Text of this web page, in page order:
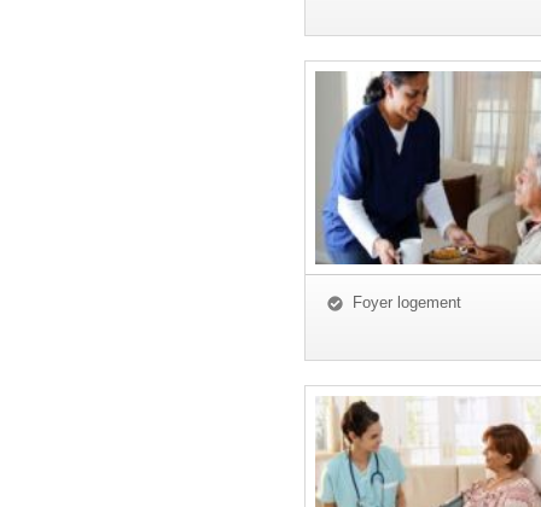
Foyer logement